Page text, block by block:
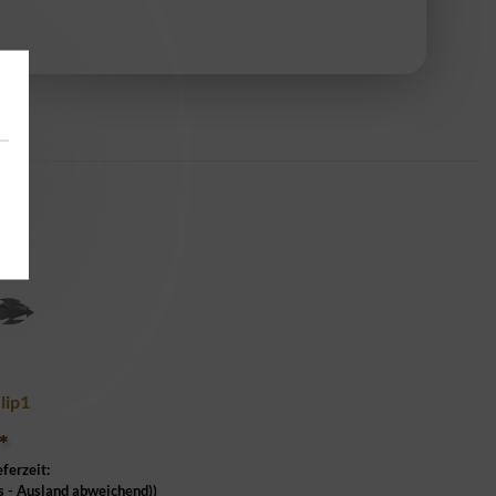
*
- Ausland abweichend))